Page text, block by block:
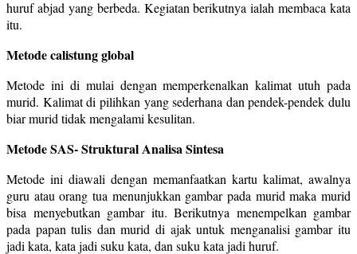
huruf abjad yang berbeda. Kegiatan berikutnya ialah membaca kata
itu.
Metode calistung global
Metode ini di mulai dengan memperkenalkan kalimat utuh pada
murid. Kalimat di pilihkan yang sederhana dan pendek-pendek dulu
biar murid tidak mengalami kesulitan.
Metode SAS- Struktural Analisa Sintesa
Metode ini diawali dengan memanfaatkan kartu kalimat, awalnya
guru atau orang tua menunjukkan gambar pada murid maka murid
bisa menyebutkan gambar itu. Berikutnya menempelkan gambar
pada papan tulis dan murid di ajak untuk menganalisi gambar itu
jadi kata, kata jadi suku kata, dan suku kata jadi huruf.